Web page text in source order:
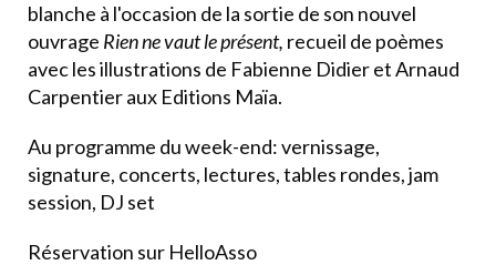
blanche à l'occasion de la sortie de son nouvel
ouvrage Rien ne vaut le présent, recueil de poèmes
avec les illustrations de Fabienne Didier et Arnaud
Carpentier aux Editions Maïa.
Au programme du week-end: vernissage,
signature, concerts, lectures, tables rondes, jam
session, DJ set
Réservation sur HelloAsso